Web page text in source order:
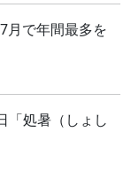
月で年間最多を
処暑（しょし